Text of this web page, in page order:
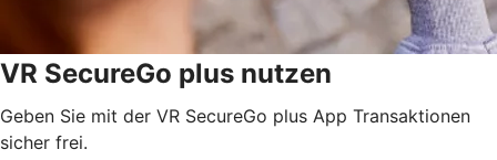
VR SecureGo plus nutzen
Geben Sie mit der VR SecureGo plus App Transaktionen
sicher frei.